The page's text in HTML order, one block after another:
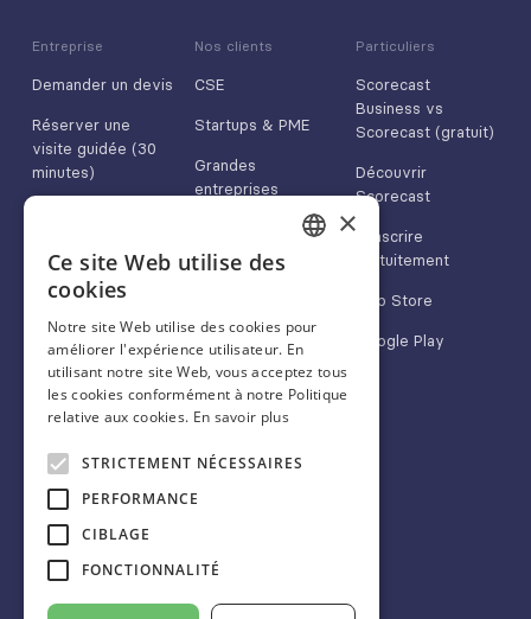
Entreprise
Demander un devis
Réserver une
visite guidée (30
minutes)
App Store
Google Play
Nos clients
CSE
Startups & PME
Grandes
entreprises
Médias & marques
Particuliers
Scorecast
Business vs
Scorecast (gratuit)
Découvrir
Scorecast
S'inscrire
gratuitement
App Store
Google Play
Blog
FAQ
CGU Instagram
×
Ce site Web utilise des
cookies
Notre site Web utilise des cookies pour
améliorer l'expérience utilisateur. En
utilisant notre site Web, vous acceptez tous
les cookies conformément à notre Politique
relative aux cookies. En savoir plus
STRICTEMENT NÉCESSAIRES
PERFORMANCE
CIBLAGE
FONCTIONNALITÉ